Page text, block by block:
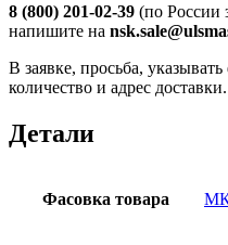
8 (800) 201-02-39 (по России
напишите на
В заявке, просьба,
количество и адрес доставки.
Детали
Фасовка товара